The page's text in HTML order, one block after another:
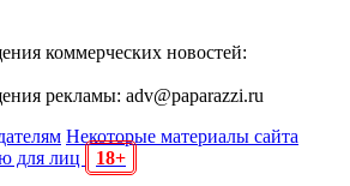
коммерческих новостей:
рекламы: adv@paparazzi.ru
Некоторые материалы сайта
для лиц
18+